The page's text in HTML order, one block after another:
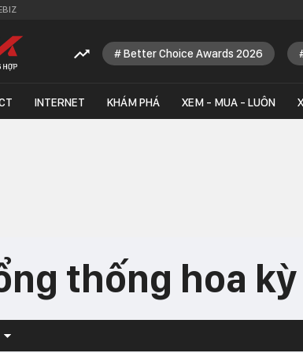
Better Choice Awards 2026
INTERNET KHÁM PHÁ XEM - MUA - LUÔN
thống hoa kỳ